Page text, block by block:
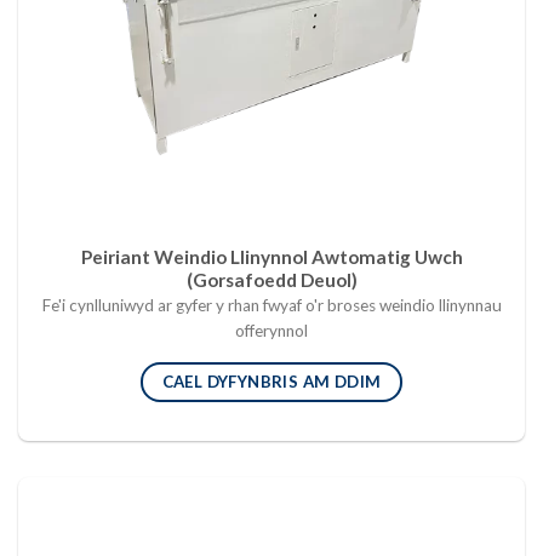
Peiriant Weindio Llinynnol Awtomatig Uwch
(Gorsafoedd Deuol)
Fe'i cynlluniwyd ar gyfer y rhan fwyaf o'r broses weindio llinynnau
offerynnol
CAEL DYFYNBRIS AM DDIM